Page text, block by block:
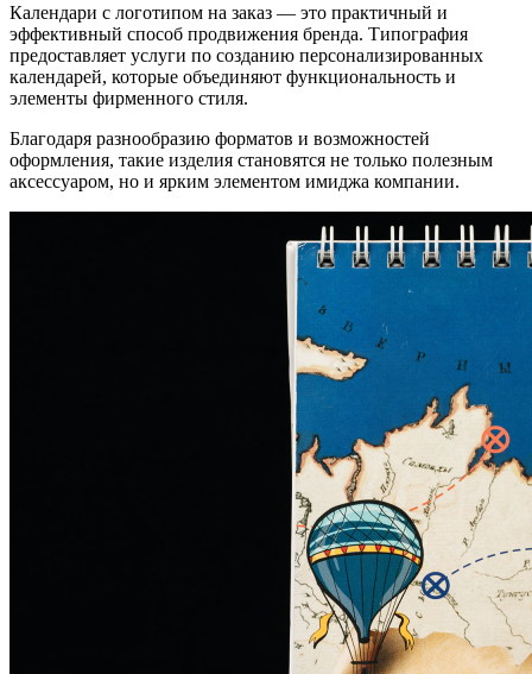
Календари с логотипом на заказ — это практичный и
эффективный способ продвижения бренда. Типография
предоставляет услуги по созданию персонализированных
календарей, которые объединяют функциональность и
элементы фирменного стиля.
Благодаря разнообразию форматов и возможностей
оформления, такие изделия становятся не только полезным
аксессуаром, но и ярким элементом имиджа компании.